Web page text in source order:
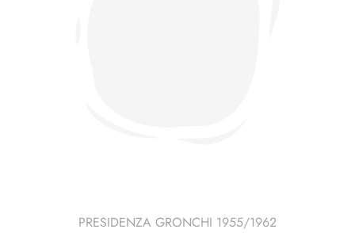
PRESIDENZA GRONCHI 1955/1962